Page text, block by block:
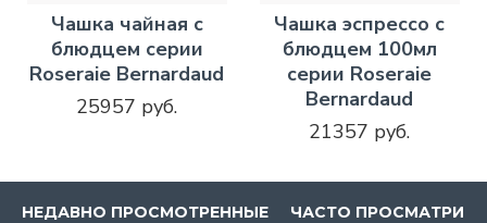
Чашка чайная с
блюдцем серии
Roseraie Bernardaud
25957 руб.
Чашка эспрессо с
блюдцем 100мл
серии Roseraie
Bernardaud
21357 руб.
НЕДАВНО ПРОСМОТРЕННЫЕ ЧАСТО